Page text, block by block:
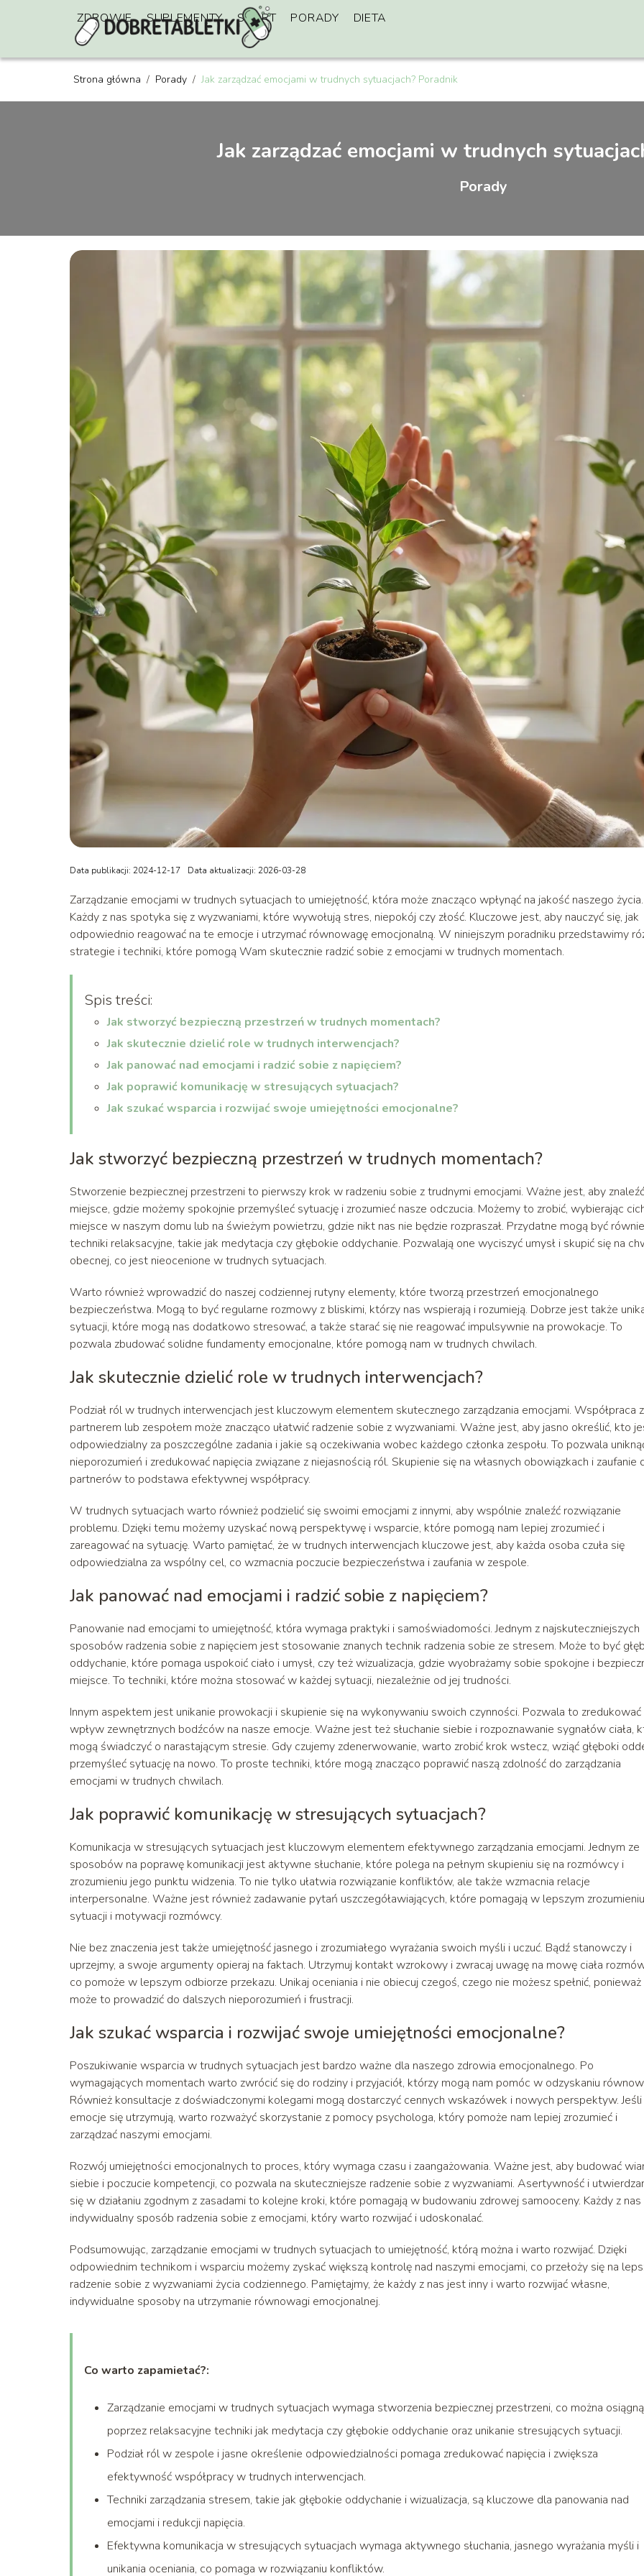
ZDROWIE SUPLEMENTY SPORT PORADY DIETA
Strona główna / Porady / Jak zarządzać emocjami w trudnych sytuacjach? Poradnik
Jak zarządzać emocjami w trudnych
Porady
Data publikacji: 2024-12-17 Data aktualizacji: 2026-03-28
Zarządzanie emocjami w trudnych sytuacjach to umiejętność, która może znacząco wpłynąć na jakość naszego życia.
Każdy z nas spotyka się z wyzwaniami, które wywołują stres, niepokój czy złość. Kluczowe jest, aby nauczyć się, jak
odpowiednio reagować na te emocje i utrzymać równowagę emocjonalną. W niniejszym poradniku przedstawimy
strategie i techniki, które pomogą Wam skutecznie radzić sobie z emocjami w trudnych momentach.
Spis treści:
Jak stworzyć bezpieczną przestrzeń w trudnych momentach?
Jak skutecznie dzielić role w trudnych interwencjach?
Jak panować nad emocjami i radzić sobie z napięciem?
Jak poprawić komunikację w stresujących sytuacjach?
Jak szukać wsparcia i rozwijać swoje umiejętności emocjonalne?
Jak stworzyć bezpieczną przestrzeń w trudnych momentach?
Stworzenie bezpiecznej przestrzeni to pierwszy krok w radzeniu sobie z trudnymi emocjami. Ważne jest, aby znaleźć
miejsce, gdzie możemy spokojnie przemyśleć sytuację i zrozumieć nasze odczucia. Możemy to zrobić, wybierając
miejsce w naszym domu lub na świeżym powietrzu, gdzie nikt nas nie będzie rozpraszał. Przydatne mogą być
techniki relaksacyjne, takie jak medytacja czy głębokie oddychanie. Pozwalają one wyciszyć umysł i skupić się na
obecnej, co jest nieocenione w trudnych sytuacjach.
Warto również wprowadzić do naszej codziennej rutyny elementy, które tworzą przestrzeń emocjonalnego
bezpieczeństwa. Mogą to być regularne rozmowy z bliskimi, którzy nas wspierają i rozumieją. Dobrze jest także
sytuacji, które mogą nas dodatkowo stresować, a także starać się nie reagować impulsywnie na prowokacje. To
pozwala zbudować solidne fundamenty emocjonalne, które pomogą nam w trudnych chwilach.
Jak skutecznie dzielić role w trudnych interwencjach?
Podział ról w trudnych interwencjach jest kluczowym elementem skutecznego zarządzania emocjami. Współpraca z
partnerem lub zespołem może znacząco ułatwić radzenie sobie z wyzwaniami. Ważne jest, aby jasno określić, kto
odpowiedzialny za poszczególne zadania i jakie są oczekiwania wobec każdego członka zespołu. To pozwala
nieporozumień i zredukować napięcia związane z niejasnością ról. Skupienie się na własnych obowiązkach i zaufanie
partnerów to podstawa efektywnej współpracy.
W trudnych sytuacjach warto również podzielić się swoimi emocjami z innymi, aby wspólnie znaleźć rozwiązanie
problemu. Dzięki temu możemy uzyskać nową perspektywę i wsparcie, które pomogą nam lepiej zrozumieć i
zareagować na sytuację. Warto pamiętać, że w trudnych interwencjach kluczowe jest, aby każda osoba czuła się
odpowiedzialna za wspólny cel, co wzmacnia poczucie bezpieczeństwa i zaufania w zespole.
Jak panować nad emocjami i radzić sobie z napięciem?
Panowanie nad emocjami to umiejętność, która wymaga praktyki i samoświadomości. Jednym z najskuteczniejszych
sposobów radzenia sobie z napięciem jest stosowanie znanych technik radzenia sobie ze stresem. Może to być
oddychanie, które pomaga uspokoić ciało i umysł, czy też wizualizacja, gdzie wyobrażamy sobie spokojne i
miejsce. To techniki, które można stosować w każdej sytuacji, niezależnie od jej trudności.
Innym aspektem jest unikanie prowokacji i skupienie się na wykonywaniu swoich czynności. Pozwala to zredukować
wpływ zewnętrznych bodźców na nasze emocje. Ważne jest też słuchanie siebie i rozpoznawanie sygnałów ciała,
mogą świadczyć o narastającym stresie. Gdy czujemy zdenerwowanie, warto zrobić krok wstecz, wziąć głęboki
przemyśleć sytuację na nowo. To proste techniki, które mogą znacząco poprawić naszą zdolność do zarządzania
emocjami w trudnych chwilach.
Jak poprawić komunikację w stresujących sytuacjach?
Komunikacja w stresujących sytuacjach jest kluczowym elementem efektywnego zarządzania emocjami. Jednym ze
sposobów na poprawę komunikacji jest aktywne słuchanie, które polega na pełnym skupieniu się na rozmówcy i
zrozumieniu jego punktu widzenia. To nie tylko ułatwia rozwiązanie konfliktów, ale także wzmacnia relacje
interpersonalne. Ważne jest również zadawanie pytań uszczegóławiających, które pomagają w lepszym zrozumieniu
sytuacji i motywacji rozmówcy.
Nie bez znaczenia jest także umiejętność jasnego i zrozumiałego wyrażania swoich myśli i uczuć. Bądź stanowczy i
uprzejmy, a swoje argumenty opieraj na faktach. Utrzymuj kontakt wzrokowy i zwracaj uwagę na mowę ciała
co pomoże w lepszym odbiorze przekazu. Unikaj oceniania i nie obiecuj czegoś, czego nie możesz spełnić, ponieważ
może to prowadzić do dalszych nieporozumień i frustracji.
Jak szukać wsparcia i rozwijać swoje umiejętności emocjonalne?
Poszukiwanie wsparcia w trudnych sytuacjach jest bardzo ważne dla naszego zdrowia emocjonalnego. Po
wymagających momentach warto zwrócić się do rodziny i przyjaciół, którzy mogą nam pomóc w odzyskaniu
Również konsultacje z doświadczonymi kolegami mogą dostarczyć cennych wskazówek i nowych perspektyw. Jeśli
emocje się utrzymują, warto rozważyć skorzystanie z pomocy psychologa, który pomoże nam lepiej zrozumieć i
zarządzać naszymi emocjami.
Rozwój umiejętności emocjonalnych to proces, który wymaga czasu i zaangażowania. Ważne jest, aby budować
siebie i poczucie kompetencji, co pozwala na skuteczniejsze radzenie sobie z wyzwaniami. Asertywność i
się w działaniu zgodnym z zasadami to kolejne kroki, które pomagają w budowaniu zdrowej samooceny. Każdy z nas
indywidualny sposób radzenia sobie z emocjami, który warto rozwijać i udoskonalać.
Podsumowując, zarządzanie emocjami w trudnych sytuacjach to umiejętność, którą można i warto rozwijać. Dzięki
odpowiednim technikom i wsparciu możemy zyskać większą kontrolę nad naszymi emocjami, co przełoży się na
radzenie sobie z wyzwaniami życia codziennego. Pamiętajmy, że każdy z nas jest inny i warto rozwijać własne,
indywidualne sposoby na utrzymanie równowagi emocjonalnej.
Co warto zapamietać?:
Zarządzanie emocjami w trudnych sytuacjach wymaga stworzenia bezpiecznej przestrzeni, co można
poprzez relaksacyjne techniki jak medytacja czy głębokie oddychanie oraz unikanie stresujących sytuacji.
Podział ról w zespole i jasne określenie odpowiedzialności pomaga zredukować napięcia i zwiększa
efektywność współpracy w trudnych interwencjach.
Techniki zarządzania stresem, takie jak głębokie oddychanie i wizualizacja, są kluczowe dla panowania nad
emocjami i redukcji napięcia.
Efektywna komunikacja w stresujących sytuacjach wymaga aktywnego słuchania, jasnego wyrażania myśli i
unikania oceniania, co pomaga w rozwiązaniu konfliktów.